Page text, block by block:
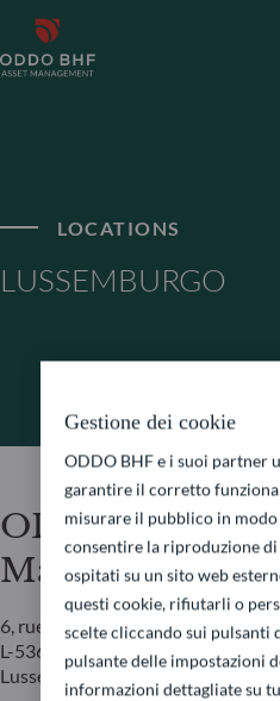
LOCATIONS
LUSSEMBURGO
ODDO BHF
Management
6, rue Gabriel Lippmann
L-5365 Munsbach
Lussemburgo
Gestione dei cookie
ODDO BHF e i suoi partner
garantire il corretto
misurare il pubblico in
consentire la riproduzione
ospitati su un sito web
questi cookie, rifiutarli o
scelte cliccando sui pulsanti
pulsante delle impostazioni
informazioni dettagliate su